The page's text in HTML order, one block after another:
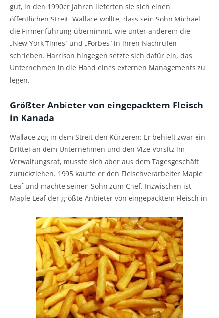
gut, in den 1990er Jahren lieferten sie sich einen
öffentlichen Streit. Wallace wollte, dass sein Sohn Michael
die Firmenführung übernimmt, wie unter anderem die
„New York Times“ und „Forbes“ in ihren Nachrufen
schrieben. Harrison hingegen setzte sich dafür ein, das
Unternehmen in die Hand eines externen Managements zu
legen.
Größter Anbieter von eingepacktem Fleisch
in Kanada
Wallace zog in dem Streit den Kürzeren: Er behielt zwar ein
Drittel an dem Unternehmen und den Vize-Vorsitz im
Verwaltungsrat, musste sich aber aus dem Tagesgeschäft
zurückziehen. 1995 kaufte er den Fleischverarbeiter Maple
Leaf und machte seinen Sohn zum Chef. Inzwischen ist
Maple Leaf der größte Anbieter von eingepacktem Fleisch in